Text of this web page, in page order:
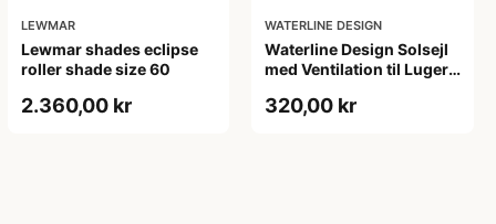
LEWMAR
Lewmar shades eclipse
roller shade size 60
2.360,00 kr
WATERLINE DESIGN
Waterline Design Solsejl
med Ventilation til Luger,
320,00 kr